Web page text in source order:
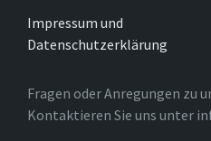
Impressum und
Datenschutzerklärung
Fragen oder Anregungen zu
Kontaktieren Sie uns unter